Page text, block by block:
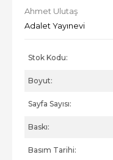
Ahmet Ulutaş
Adalet Yayınevi
Stok Kodu:
Boyut:
Sayfa Sayısı:
Baskı:
Basım Tarihi: